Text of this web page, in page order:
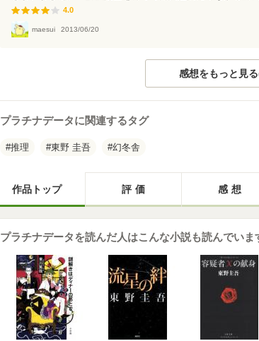
4.0
4.0
maesui 2013/06/20
感想をもっと見
プラチナデータに関連するタグ
推理 東野 圭吾 幻冬舎
作品トップ 評価 感想
プラチナデータを読んだ人はこんな小説も読んでいま